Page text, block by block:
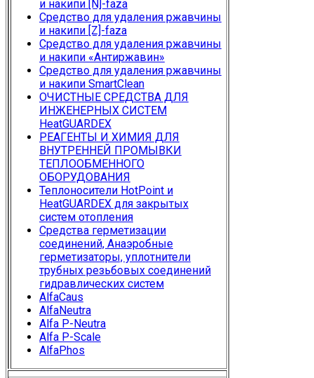
и накипи [N]-faza
Средство для удаления ржавчины
и накипи [Z]-faza
Средство для удаления ржавчины
и накипи «Антиржавин»
Средство для удаления ржавчины
и накипи SmartClean
ОЧИСТНЫЕ СРЕДСТВА ДЛЯ
ИНЖЕНЕРНЫХ СИСТЕМ
HeatGUARDEX
РЕАГЕНТЫ И ХИМИЯ ДЛЯ
ВНУТРЕННЕЙ ПРОМЫВКИ
ТЕПЛООБМЕННОГО
ОБОРУДОВАНИЯ
Теплоносители HotPoint и
HeatGUARDEX для закрытых
систем отопления
Средства герметизации
соединений, Анаэробные
герметизаторы, уплотнители
трубных резьбовых соединений
гидравлических систем
AlfaCaus
AlfaNeutra
Alfa P-Neutra
Alfa P-Scale
AlfaPhos